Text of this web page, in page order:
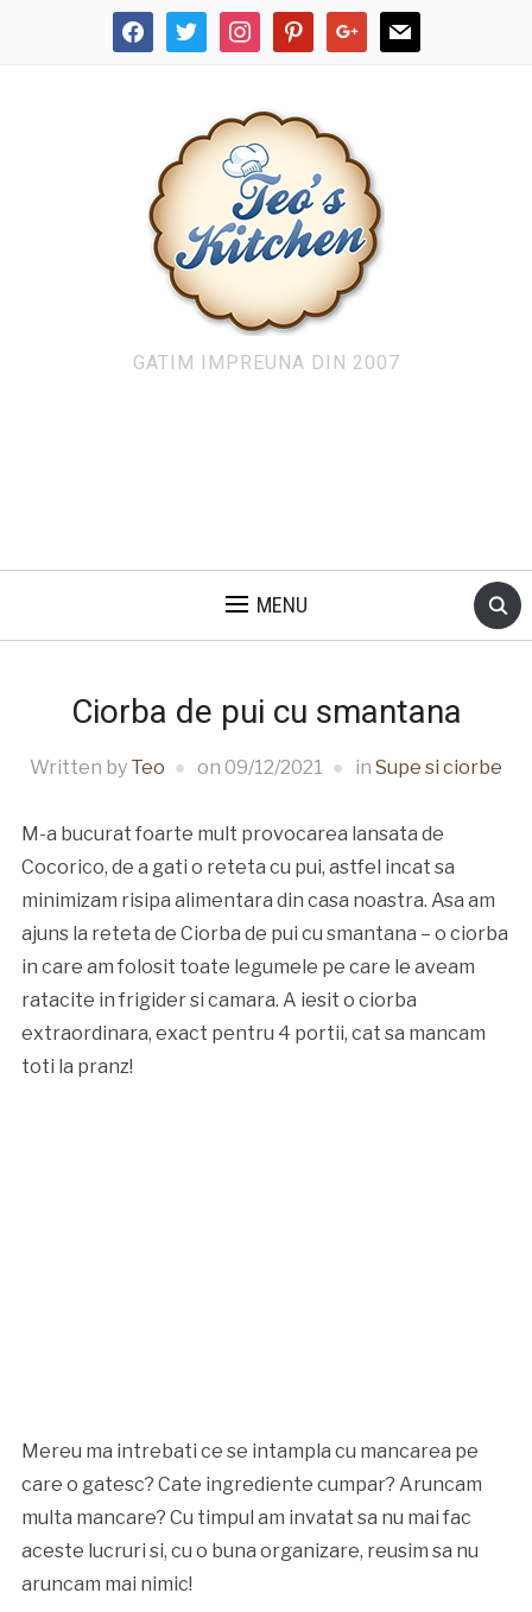
facebooktwitter instagrampinterestgoogle mail
GATIM IMPREUNA DIN 2007
MENU
Ciorba de pui cu smantana
Written by Teo on 09/12/2021 in Supe si ciorbe
M-a bucurat foarte mult provocarea lansata de
Cocorico, de a gati o reteta cu pui, astfel incat sa
minimizam risipa alimentara din casa noastra. Asa am
ajuns la reteta de Ciorba de pui cu smantana – o ciorba
in care am folosit toate legumele pe care le aveam
ratacite in frigider si camara. A iesit o ciorba
extraordinara, exact pentru 4 portii, cat sa mancam
toti la pranz!
Mereu ma intrebati ce se intampla cu mancarea pe
care o gatesc? Cate ingrediente cumpar? Aruncam
multa mancare? Cu timpul am invatat sa nu mai fac
aceste lucruri si, cu o buna organizare, reusim sa nu
aruncam mai nimic!